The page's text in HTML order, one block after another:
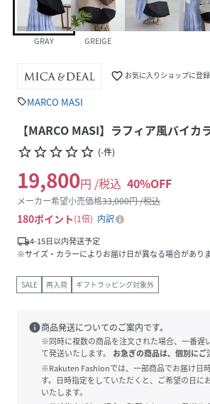
GRAY GREIGE
favorite_border お気に入りショップに登
sellMARCO MASI
【MARCO MASI】ラフィア風バイカ
star_borderstar_borderstar_borderstar_borderstar_border (-件)
19,800円 /税込 40%OFF
メーカー希望小売価格33,000円 /税込
180ポイント 1倍
内訳
local_shipping4-15日以内発送予定
※サイズ・カラーによりお届け日が異なる場合がありま
SALE 再入荷 ギフトラッピング対象外
info商品発送についてのご案内です。
※同時に複数の商品を注文された場合、一番遅
て発送いたします。
お急ぎの商品は、個別にご
※Rakuten Fashionでは、一部商品でお届け日
す。日時指定をしていただくと、ご希望の日に
いたします。